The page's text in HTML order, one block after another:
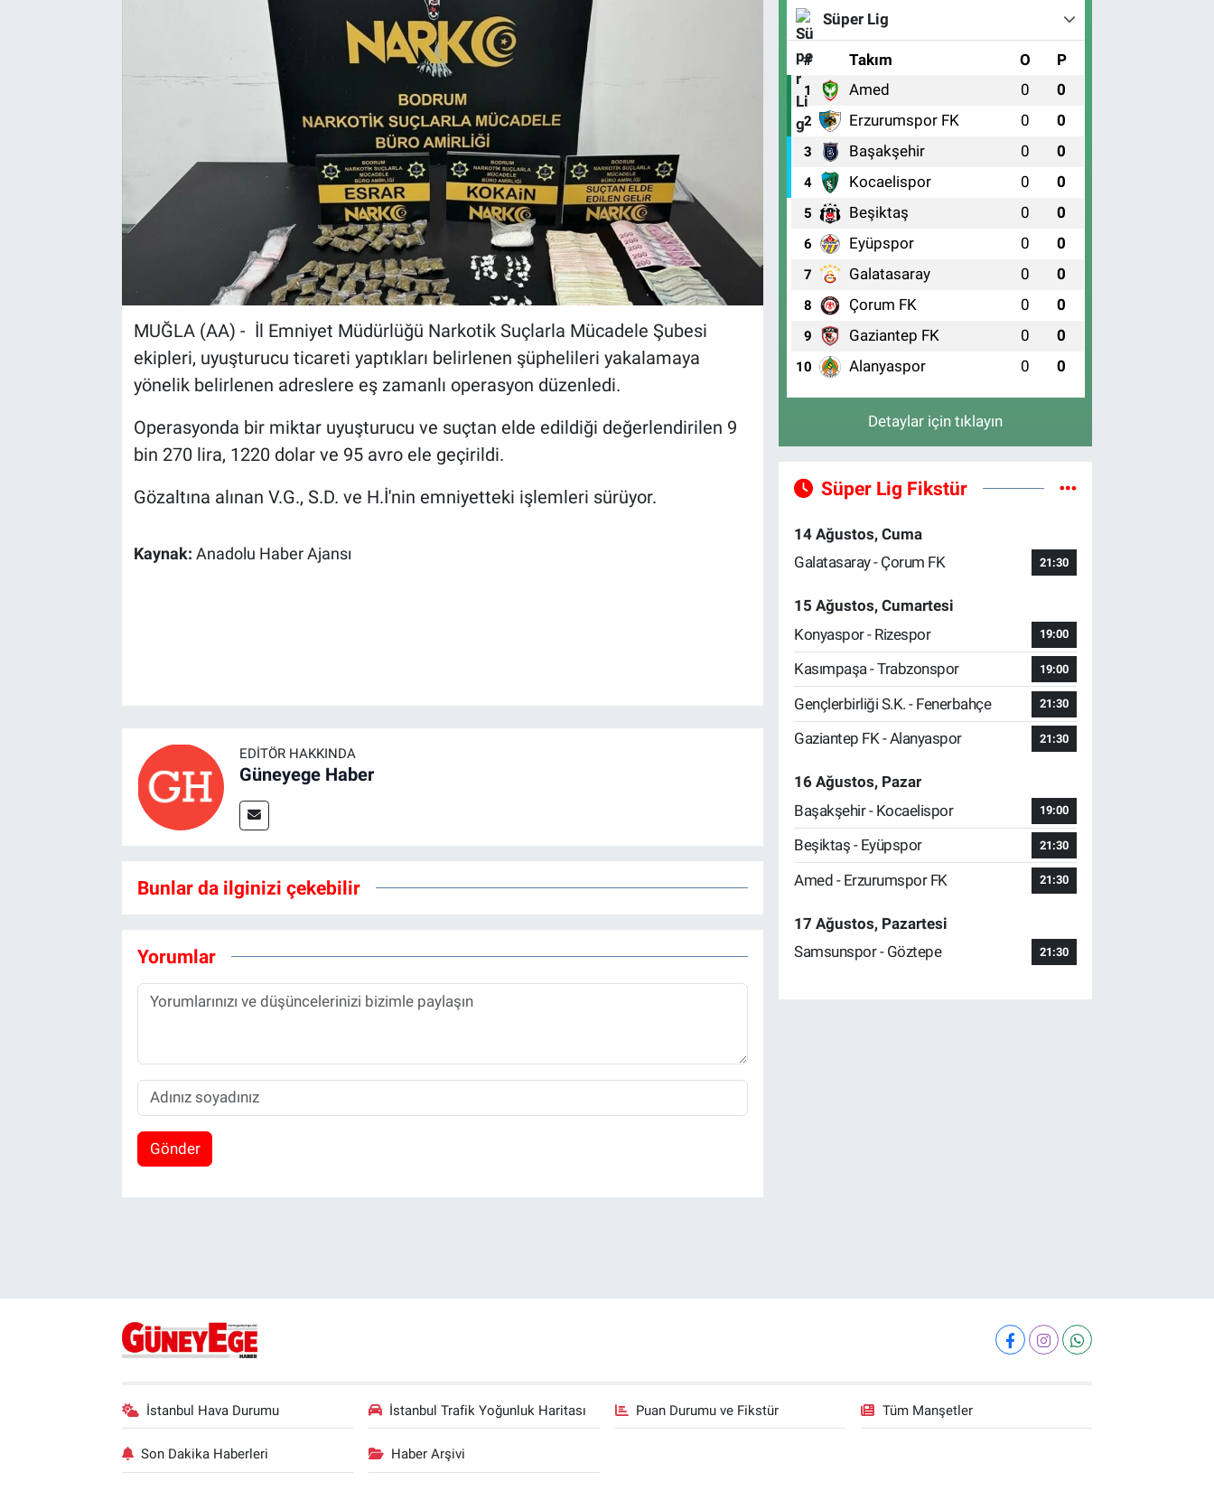
MUĞLA (AA) - İl Emniyet Müdürlüğü Narkotik Suçlarla Mücadele Şubesi
ekipleri, uyuşturucu ticareti yaptıkları belirlenen şüphelileri yakalamaya
yönelik belirlenen adreslere eş zamanlı operasyon düzenledi.
Operasyonda bir miktar uyuşturucu ve suçtan elde edildiği değerlendirilen 9
bin 270 lira, 1220 dolar ve 95 avro ele geçirildi.
Gözaltına alınan V.G., S.D. ve H.İ'nin emniyetteki işlemleri sürüyor.
Kaynak: Anadolu Haber Ajansı
EDITÖR HAKKINDA
Güneyege Haber
Bunlar da ilginizi çekebilir
Yorumlar
Gönder
Süper Lig
# Takım O P
1 Amed 0 0
2 Erzurumspor FK 0 0
3 Başakşehir 0 0
4 Kocaelispor 0 0
5 Beşiktaş 0 0
6 Eyüpspor 0 0
7 Galatasaray 0 0
8 Çorum FK 0 0
9 Gaziantep FK 0 0
10 Alanyaspor 0 0
Detaylar için tıklayın
Süper Lig Fikstür
14 Ağustos, Cuma
Galatasaray - Çorum FK
21:30
15 Ağustos, Cumartesi
Konyaspor - Rizespor
19:00
Kasımpaşa - Trabzonspor 19:00
Gençlerbirliği S.K. - Fenerbahçe 21:30
Gaziantep FK - Alanyaspor 21:30
16 Ağustos, Pazar
Başakşehir - Kocaelispor
19:00
Beşiktaş - Eyüpspor 21:30
Amed - Erzurumspor FK 21:30
17 Ağustos, Pazartesi
Samsunspor - Göztepe
21:30
İstanbul Hava Durumu İstanbul Trafik Yoğunluk Haritası Puan Durumu ve Fikstür Tüm Manşetler
Son Dakika Haberleri Haber Arşivi